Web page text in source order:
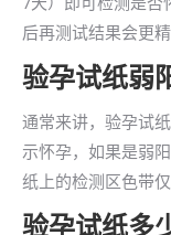
后再测试结果会更精
验孕试纸弱
通常来讲，验孕试
示怀孕，如果是弱
纸上的检测区色带仅
验孕试纸多